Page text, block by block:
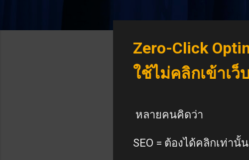
Zero-Click
ใช้ไม่คลิกเข้าเว็
หลายคนคิดว่า
SEO = ต้องได้คลิกเท่านั้น